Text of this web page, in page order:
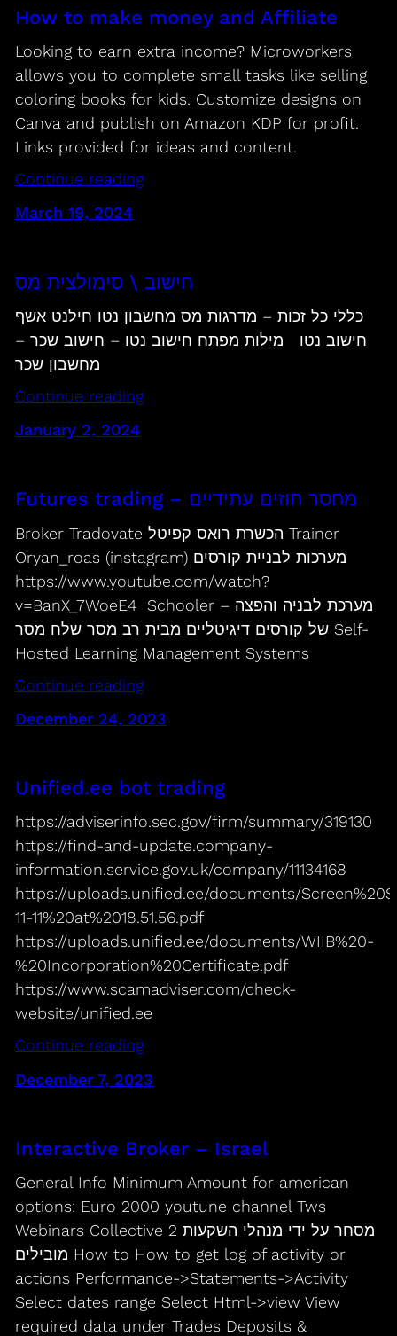
How to make money and Affiliate
Looking to earn extra income? Microworkers
allows you to complete small tasks like selling
coloring books for kids. Customize designs on
Canva and publish on Amazon KDP for profit.
Links provided for ideas and content.
Continue reading
March 19, 2024
חישוב \ סימולצית מס
כללי כל זכות – מדרגות מס מחשבון נטו חילנט אשף
חישוב נטו מילות מפתח חישוב נטו – חישוב שכר –
Continue reading
January 2, 2024
Futures trading – מחסר חוזים עתידיים
Broker Tradovate הכשרת רואס קפיטל Trainer
Oryan_roas (instagram) מערכות לבניית קורסים
https://www.youtube.com/watch?
v=BanX_7WoeE4 Schooler – מערכת לבניה והפצה
של קורסים דיגיטליים מבית רב מסר שלח מסר Self-
Hosted Learning Management Systems
Continue reading
December 24, 2023
Unified.ee bot trading
https://adviserinfo.sec.gov/firm/summary/319130
https://find-and-update.company-
information.service.gov.uk/company/11134168
https://uploads.unified.ee/documents/
11-11%20at%2018.51.56.pdf
https://uploads.unified.ee/documents/WIIB%20-
%20Incorporation%20Certificate.pdf
https://www.scamadviser.com/check-
website/unified.ee
Continue reading
December 7, 2023
Interactive Broker – Israel
General Info Minimum Amount for american
options: Euro 2000 youtune channel Tws
Webinars Collective 2 מסחר על ידי מנהלי השקעות
מובילים How to How to get log of activity or
actions Performance->Statements->Activity
Select dates range Select Html->view View
required data under Trades Deposits &